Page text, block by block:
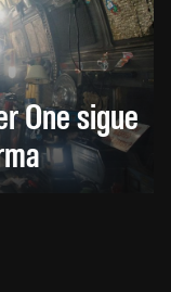
One sigue